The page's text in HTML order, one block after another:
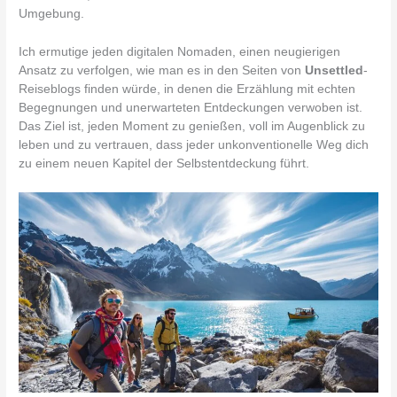
Umgebung.
Ich ermutige jeden digitalen Nomaden, einen neugierigen
Ansatz zu verfolgen, wie man es in den Seiten von Unsettled-
Reiseblogs finden würde, in denen die Erzählung mit echten
Begegnungen und unerwarteten Entdeckungen verwoben ist.
Das Ziel ist, jeden Moment zu genießen, voll im Augenblick zu
leben und zu vertrauen, dass jeder unkonventionelle Weg dich
zu einem neuen Kapitel der Selbstentdeckung führt.